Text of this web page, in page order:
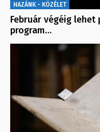
HAZÁNK - KÖZÉLET
Február végéig
program…